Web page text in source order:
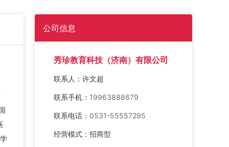
公司信息
秀珍教育科技（济南）有限公司
联系人： 许文超
联系手机： 19963888679
联系电话： 0531-55557295
经营模式： 招商型